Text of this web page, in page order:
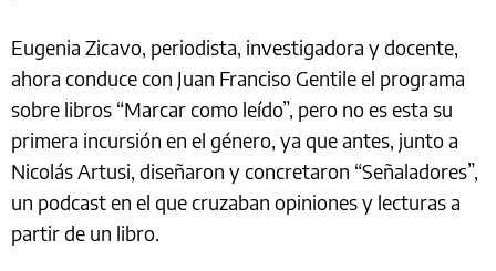
Eugenia Zicavo, periodista, investigadora y docente,
ahora conduce con Juan Franciso Gentile el programa
sobre libros “Marcar como leído”, pero no es esta su
primera incursión en el género, ya que antes, junto a
Nicolás Artusi, diseñaron y concretaron “Señaladores”,
un podcast en el que cruzaban opiniones y lecturas a
partir de un libro.